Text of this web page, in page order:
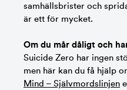
samhällsbrister och
är ett för mycket.
Om du mår dåligt och
Suicide Zero har ingen
men här kan du få hjälp
Mind – Självmordslinjen